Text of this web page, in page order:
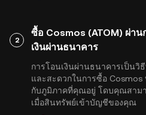
2
ซื้อ Cosmos (ATOM) ผ่าน
เงินผ่านธนาคาร
การโอนเงินผ่านธนาคารเป็นวิ
และสะดวกในการซื้อ Cosmos
กับภูมิภาคที่คุณอยู่ โดบคุณสามา
เมื่อสินทรัพย์เข้าบัญชีของคุณ